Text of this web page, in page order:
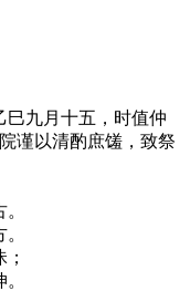
巳九月十五，时值仲
谨以清酌庶馐，致祭